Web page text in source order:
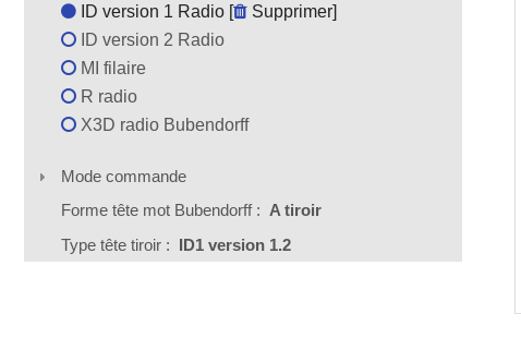
ID version 1 Radio [ Supprimer]
ID version 2 Radio
MI filaire
R radio
X3D radio Bubendorff
Mode commande
Forme tête mot Bubendorff : A tiroir
Type tête tiroir : ID1 version 1.2